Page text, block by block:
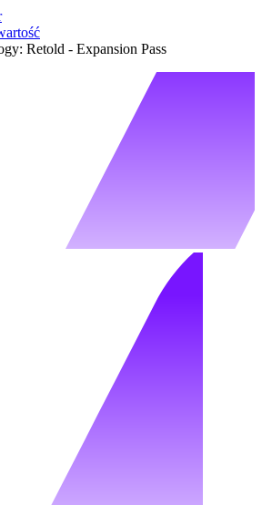
Retold - Expansion Pass